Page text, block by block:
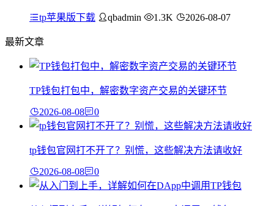
tp苹果版下载 qbadmin 1.3K 2026-08-07
最新文章
TP钱包打包中，解密数字资产交易的关键环节
2026-08-08 0
tp钱包官网打不开了？别慌，这些解决方法请收好
2026-08-08 0